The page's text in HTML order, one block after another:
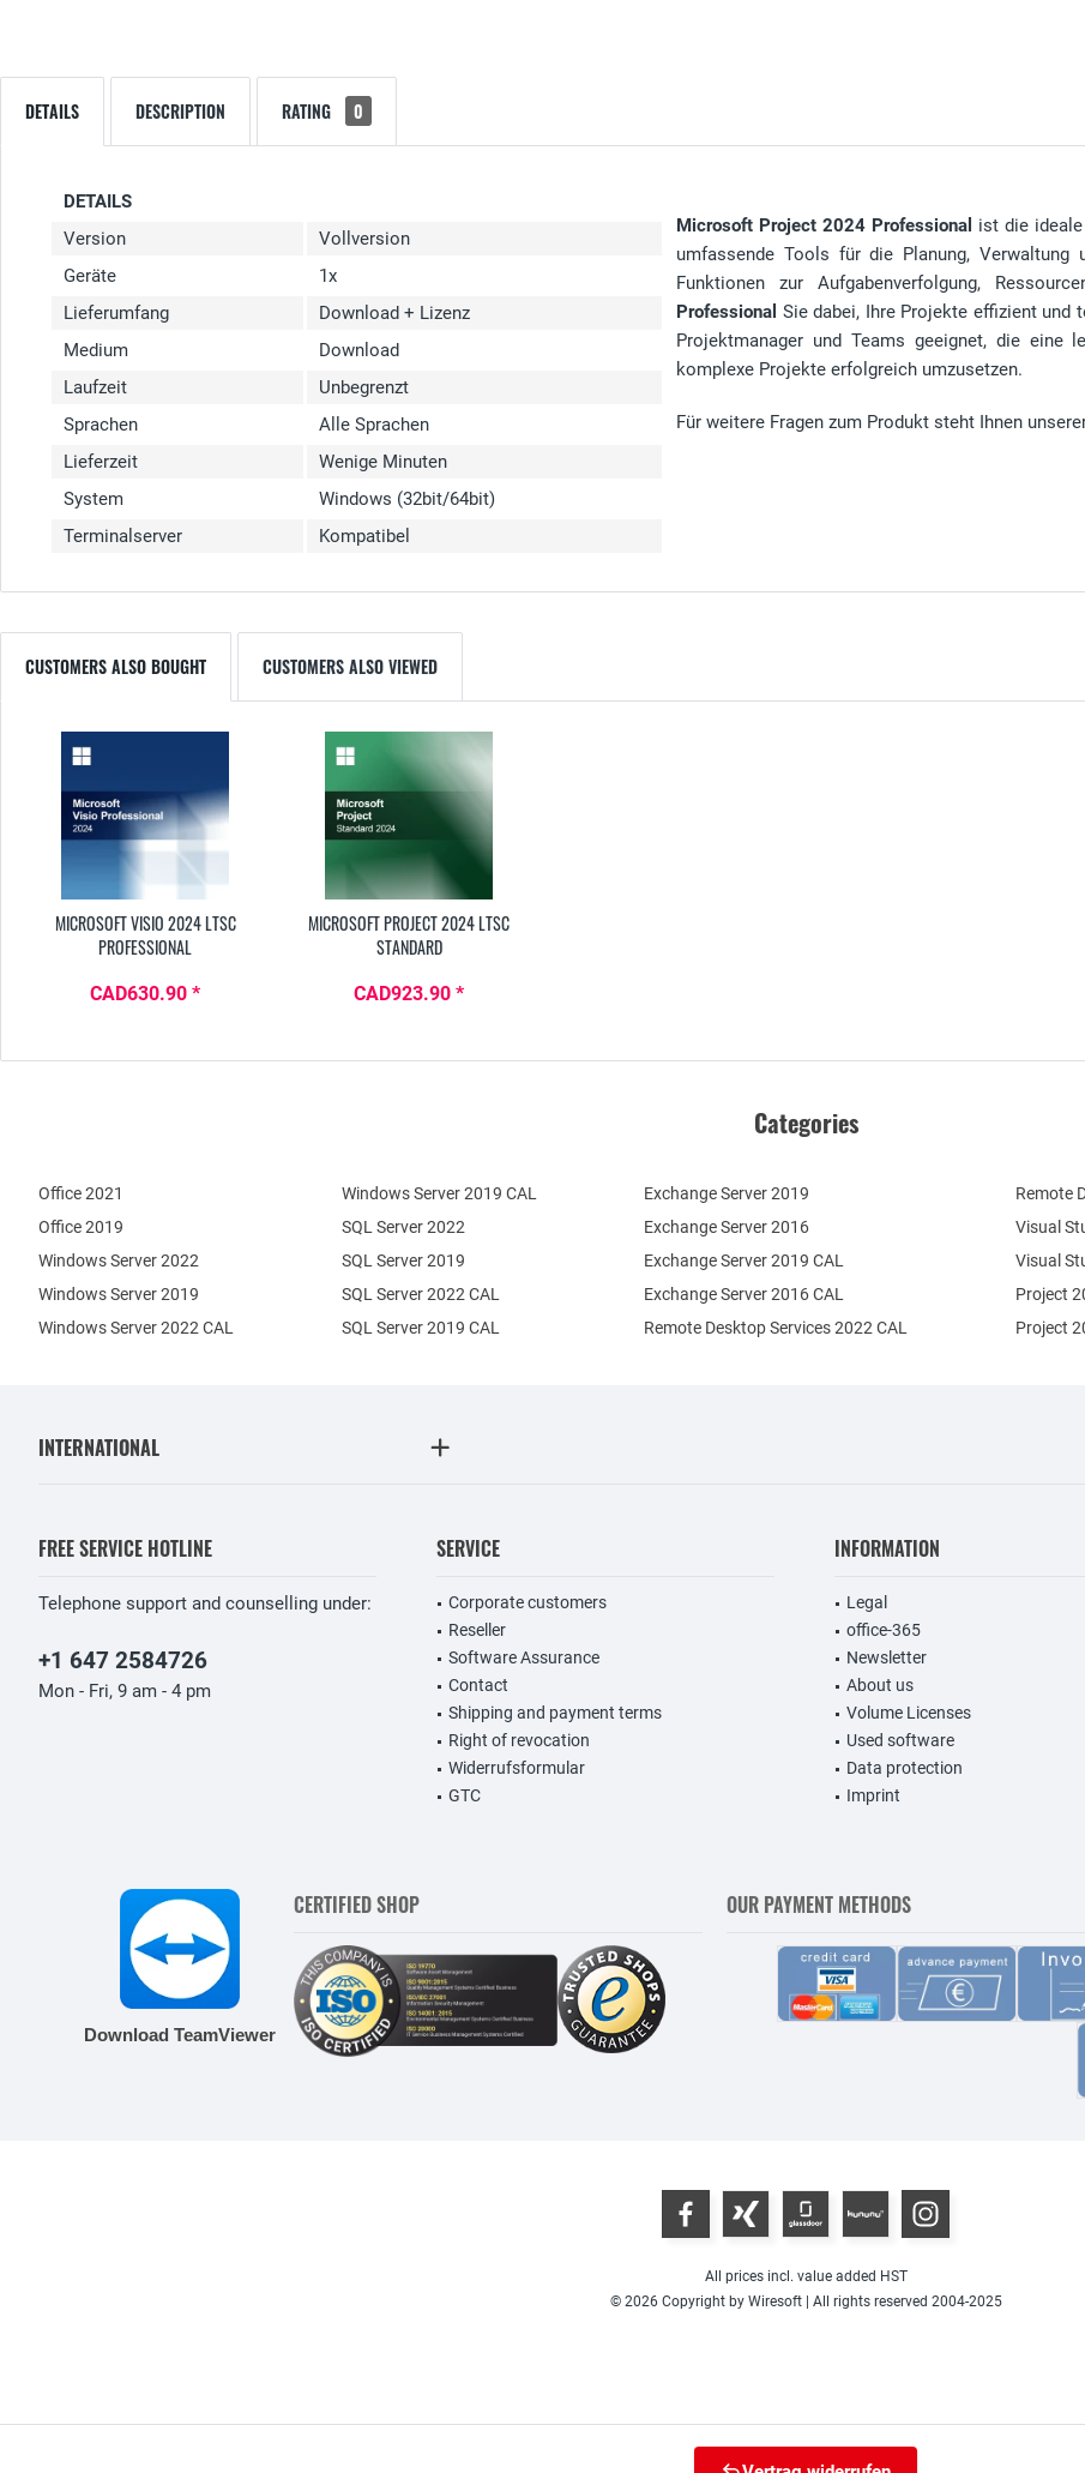
DETAILS DESCRIPTION RATING 0
DETAILS
Version
Vollversion
Geräte
1x
Lieferumfang
Download + Lizenz
Medium
Download
Laufzeit
Unbegrenzt
Sprachen
Alle Sprachen
Lieferzeit
Wenige Minuten
System
Windows (32bit/64bit)
Terminalserver
Kompatibel
Microsoft Project 2024 Professional ist die
umfassende Tools für die Planung, Verwaltung
Funktionen zur Aufgabenverfolgung,
Professional Sie dabei, Ihre Projekte effizient und
Projektmanager und Teams geeignet, die eine
komplexe Projekte erfolgreich umzusetzen.
Für weitere Fragen zum Produkt steht Ihnen
CUSTOMERS ALSO BOUGHT CUSTOMERS ALSO VIEWED
MICROSOFT VISIO 2024 LTSC
PROFESSIONAL
CAD630.90 *
MICROSOFT PROJECT 2024 LTSC
STANDARD
CAD923.90 *
Categories
Office 2021
Office 2019
Windows Server 2022
Windows Server 2019
Exchange Server 2019
Exchange Server 2016
SQL Server 2022
SQL Server 2019
Windows Server 2022 CAL
Windows Server 2019 CAL
SQL Server 2022 CAL
SQL Server 2019 CAL
Remote Desktop Services 2022 CAL
Remote
Exchange Server 2019 CAL
Exchange Server 2016 CAL
Visual
Visual
Project
Project
INTERNATIONAL
FREE SERVICE HOTLINE
Telephone support and counselling under:
+1 647 2584726
Mon - Fri, 9 am - 4 pm
SERVICE
Corporate customers
Reseller
Software Assurance
Contact
Shipping and payment terms
Right of revocation
Widerrufsformular
GTC
INFORMATION
Legal
office-365
Newsletter
About us
Volume Licenses
Used software
Data protection
Imprint
Download TeamViewer
CERTIFIED SHOP OUR PAYMENT METHODS
All prices incl. value added HST
© 2026 Copyright by Wiresoft | All rights reserved 2004-2025